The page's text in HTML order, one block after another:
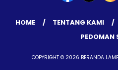
HOME TENTANG KAMI
PEDOMAN
COPYRIGHT © 2026 BERANDA